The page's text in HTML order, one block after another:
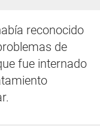
reconocido
de
fue internado